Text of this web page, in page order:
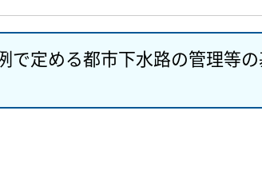
で定める都市下水路の管理等